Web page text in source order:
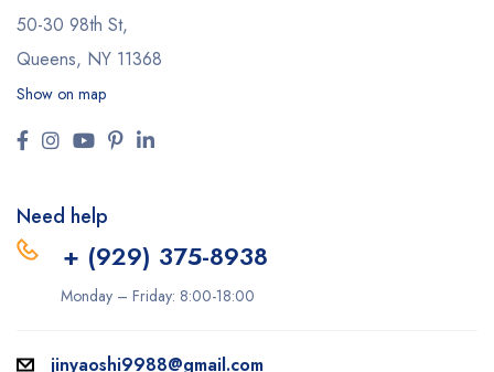
50-30 98th St,
Queens, NY 11368
Show on map
Need help
+ (929) 375-8938
Monday – Friday: 8:00-18:00
jinyaoshi9988@gmail.com